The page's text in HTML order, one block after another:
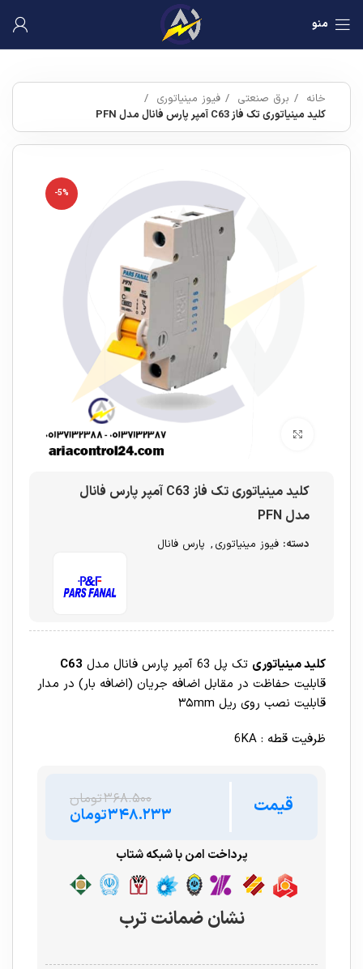
منو
خانه برق صنعتی
فیوز مینیاتوری
کلید مینیاتوری تک فاز C63 آمپر پارس فانال مدل PFN
-5%
کلید مینیاتوری تک فاز C63 آمپر پارس فانال
مدل PFN
دسته: فیوز مینیاتوری , پارس فانال
کلید مینیاتوری تک پل 63 آمپر پارس فانال مدل
C63
قابليت حفاظت در مقابل اضافه جريان (اضافه بار) در مدار
قابلیت نصب روی ریل ۳۵mm
ظرفیت قطه : 6KA
قیمت ۳۶۸.۵۰۰تومان
۳۴۸.۲۳۳تومان
پرداخت امن با شبکه شتاب
نشان ضمانت ترب